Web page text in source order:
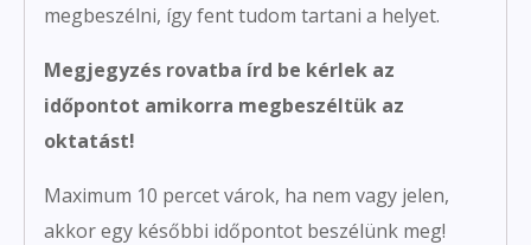
megbeszélni, így fent tudom tartani a helyet.
Megjegyzés rovatba írd be kérlek az
időpontot amikorra megbeszéltük az
oktatást!
Maximum 10 percet várok, ha nem vagy jelen,
akkor egy későbbi időpontot beszélünk meg!